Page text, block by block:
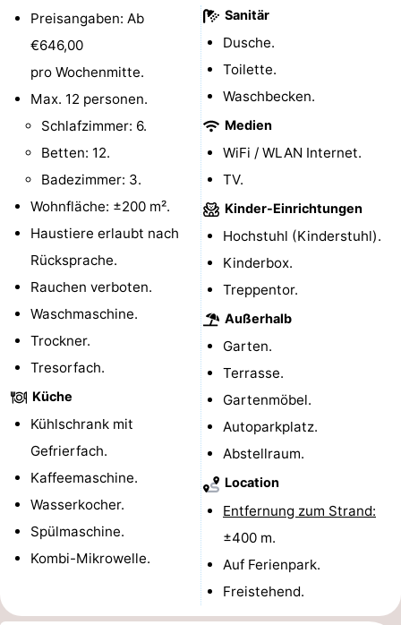
Minigolfplätze
Wellness-
Zentren
Dörfer
Städte
Natur
Sport
Schwimmbader
-
Radfahren
Wandern
-
Reiten
Golfplatze
-
Sportangeln
Haifischzähne
Essen
trinken
Praktisch
Preisangaben: Ab
€646,00
pro Wochenmitte.
Max. 12 personen.
Schlafzimmer: 6.
Betten: 12.
Badezimmer: 3.
Wohnfläche: ±200 m².
Haustiere erlaubt nach
Rücksprache.
Rauchen verboten.
Waschmaschine.
Trockner.
Tresorfach.
Küche
Kühlschrank mit
Gefrierfach.
Kaffeemaschine.
Wasserkocher.
Spülmaschine.
Kombi-Mikrowelle.
Sanitär
Dusche.
Toilette.
Waschbecken.
Medien
WiFi / WLAN Internet.
TV.
Kinder-Einrichtungen
Hochstuhl (Kinderstuhl).
Kinderbox.
Treppentor.
Außerhalb
Garten.
Terrasse.
Gartenmöbel.
Autoparkplatz.
Abstellraum.
Location
Entfernung zum Strand:
±400 m.
Auf Ferienpark.
Freistehend.